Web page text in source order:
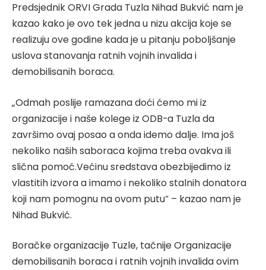
Predsjednik ORVI Grada Tuzla Nihad Bukvić nam je
kazao kako je ovo tek jedna u nizu akcija koje se
realizuju ove godine kada je u pitanju poboljšanje
uslova stanovanja ratnih vojnih invalida i
demobilisanih boraca.
„Odmah poslije ramazana doći ćemo mi iz
organizacije i naše kolege iz ODB-a Tuzla da
završimo ovaj posao a onda idemo dalje. Ima još
nekoliko naših saboraca kojima treba ovakva ili
slična pomoć.Većinu sredstava obezbijedimo iz
vlastitih izvora a imamo i nekoliko stalnih donatora
koji nam pomognu na ovom putu“ – kazao nam je
Nihad Bukvić.
Boračke organizacije Tuzle, tačnije Organizacije
demobilisanih boraca i ratnih vojnih invalida ovim